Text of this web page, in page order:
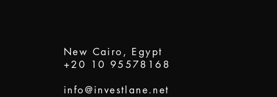
New Cairo, Egypt
+20 10 95578168
info@investlane.net